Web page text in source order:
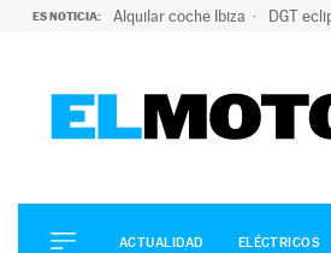
ES NOTICIA: Alquilar coche Ibiza DGT
ELÉCTRICOS
CONDUCIR
ACTUALIDAD ELÉCTRICOS